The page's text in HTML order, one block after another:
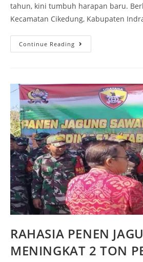
tahun, kini tumbuh harapan baru.
Kecamatan Cikedung, Kabupaten
Continue Reading
RAHASIA PENEN
MENINGKAT 2 TON